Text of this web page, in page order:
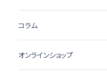
コラム
オンラインショップ